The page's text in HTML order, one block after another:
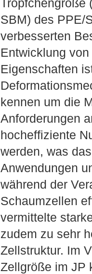
SBM) des PPE/
verbesserten
Entwicklung
Eigenschaften
kennen um die
Anforderungen
hocheffiziente
werden, was
Anwendungen
während der
Schaumzellen
vermittelte
zudem zu sehr
Zellstruktur. Im
Zellgröße im JP